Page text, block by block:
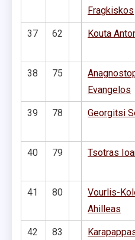
Fragkiskos
37 62 Kouta
38 75
Evangelos
39 78 Georgitsi
40 79 Tsotras
41 80
Vourlis-
Ahilleas
42 83